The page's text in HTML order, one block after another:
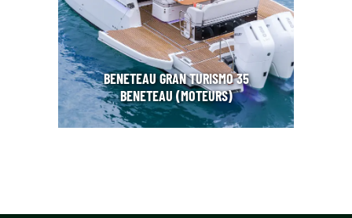
BENETEAU GRAN TURISMO 35
BENETEAU (MOTEURS)